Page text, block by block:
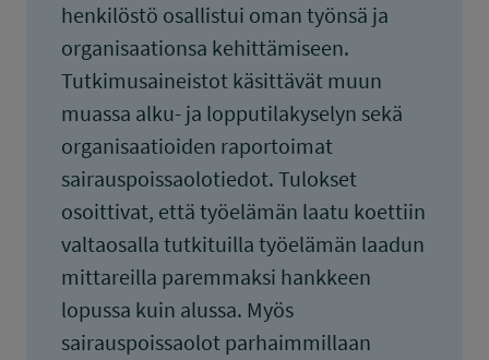
henkilöstö osallistui oman työnsä ja
organisaationsa kehittämiseen.
Tutkimusaineistot käsittävät muun
muassa alku- ja lopputilakyselyn sekä
organisaatioiden raportoimat
sairauspoissaolotiedot. Tulokset
osoittivat, että työelämän laatu koettiin
valtaosalla tutkituilla työelämän laadun
mittareilla paremmaksi hankkeen
lopussa kuin alussa. Myös
sairauspoissaolot parhaimmillaan